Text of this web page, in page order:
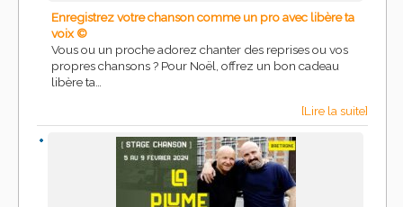
Enregistrez votre chanson comme un pro avec libère ta
voix ©
Vous ou un proche adorez chanter des reprises ou vos
propres chansons ? Pour Noël, offrez un bon cadeau
libère ta…
[Lire la suite]